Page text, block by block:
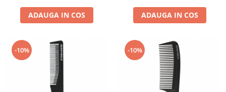
ADAUGA IN COS ADAUGA IN COS
-10% -10%